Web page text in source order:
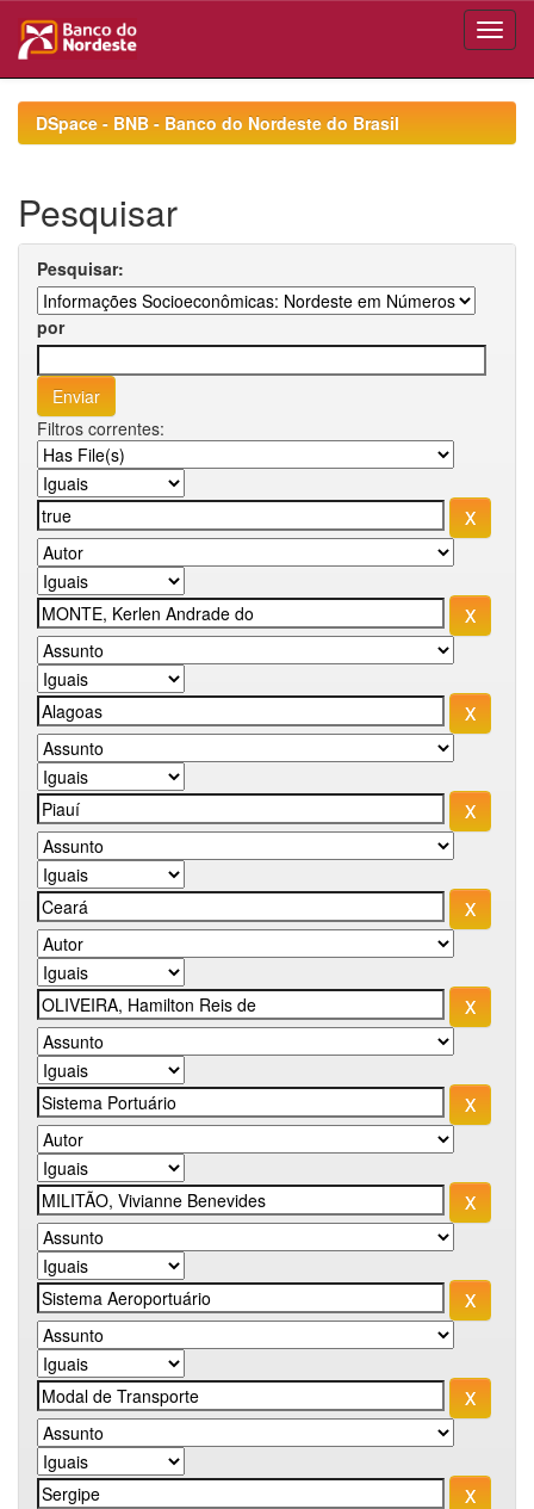
navigationDSpace - BNB - Banco do Nordeste do Brasil
Pesquisar
Pesquisar:
por
Filtros correntes: